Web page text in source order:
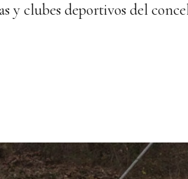
y clubes deportivos del